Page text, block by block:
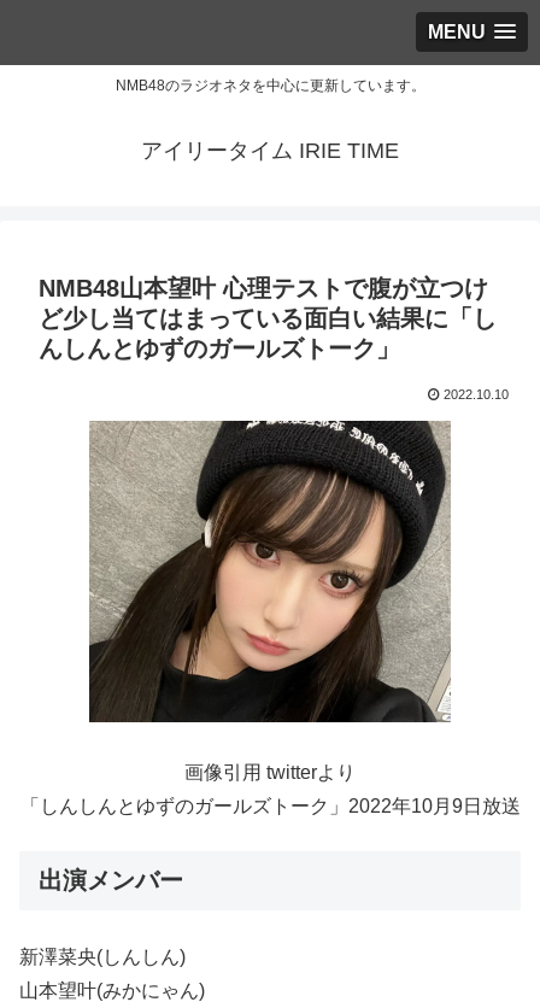
MENU
NMB48のラジオネタを中心に更新しています。
アイリータイム IRIE TIME
NMB48山本望叶 心理テストで腹が立つけ
ど少し当てはまっている面白い結果に「し
んしんとゆずのガールズトーク」
2022.10.10
画像引用 twitterより
「しんしんとゆずのガールズトーク」2022年10月9日放送
出演メンバー
新澤菜央(しんしん)
山本望叶(みかにゃん)